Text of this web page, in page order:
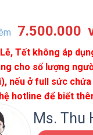
Giá
gốc
là:
14.000.000
vnđ/
đêm.
7.500.000
Tết không áp
cho số lượng
nếu ở full sức
hotline để biết
Ms. Thu